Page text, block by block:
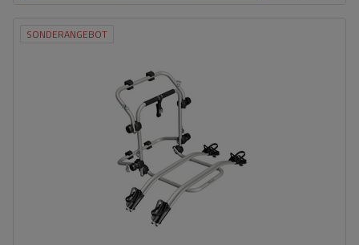
SONDERANGEBOT
45 kg
kompatibel mit Elektrofahrrädern
Aluminiumkonstruktion